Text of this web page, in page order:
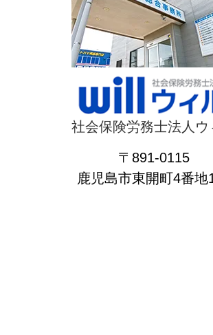
社会保険労務士法人ウ
〒891-0115
鹿児島市東開町4番地